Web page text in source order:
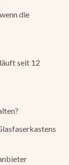
die
seit 12